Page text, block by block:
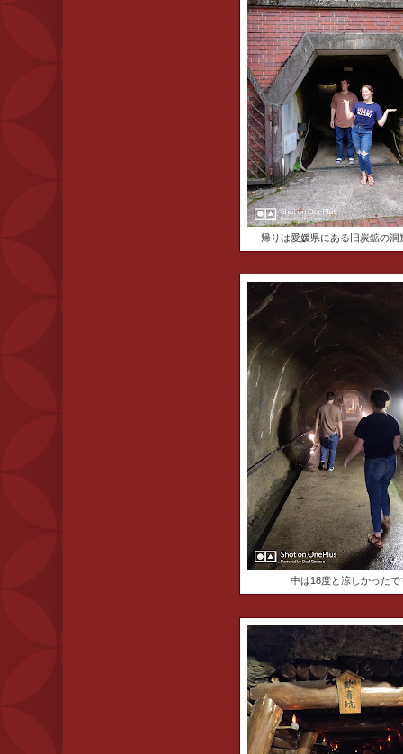
帰りは愛媛県にある旧炭鉱の洞
中は18度と涼しかったで